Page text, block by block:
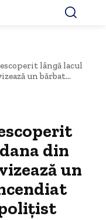
lângă lacul
un bărbat...
din
un